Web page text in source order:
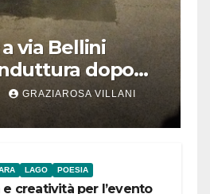
via Bellini
dopo
IdD
GRAZIAROSA VILLANI
LAGO POESIA
e creatività per l’evento